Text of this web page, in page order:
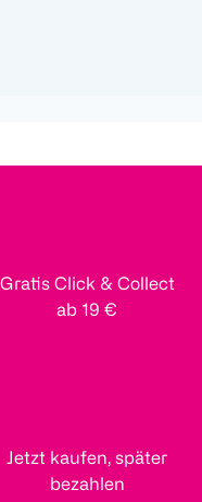
Gratis Click & Collect
ab 19 €
Jetzt kaufen, später
bezahlen